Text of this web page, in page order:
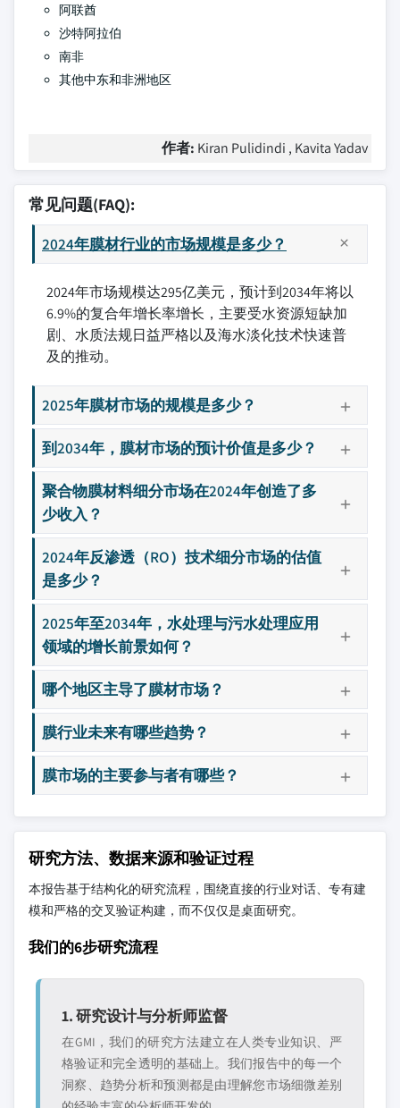
阿联酋
沙特阿拉伯
南非
其他中东和非洲地区
作者: Kiran Pulidindi , Kavita Yadav
常见问题(FAQ):
2024年膜材行业的市场规模是多少？
2024年市场规模达295亿美元，预计到2034年将以
6.9%的复合年增长率增长，主要受水资源短缺加
剧、水质法规日益严格以及海水淡化技术快速普
及的推动。
2025年膜材市场的规模是多少？
到2034年，膜材市场的预计价值是多少？
聚合物膜材料细分市场在2024年创造了多
少收入？
2024年反渗透（RO）技术细分市场的估值
是多少？
2025年至2034年，水处理与污水处理应用
领域的增长前景如何？
哪个地区主导了膜材市场？
膜行业未来有哪些趋势？
膜市场的主要参与者有哪些？
研究方法、数据来源和验证过程
本报告基于结构化的研究流程，围绕直接的行业对话、专有建
模和严格的交叉验证构建，而不仅仅是桌面研究。
我们的6步研究流程
1. 研究设计与分析师监督
在GMI，我们的研究方法建立在人类专业知识、严
格验证和完全透明的基础上。我们报告中的每一个
洞察、趋势分析和预测都是由理解您市场细微差别